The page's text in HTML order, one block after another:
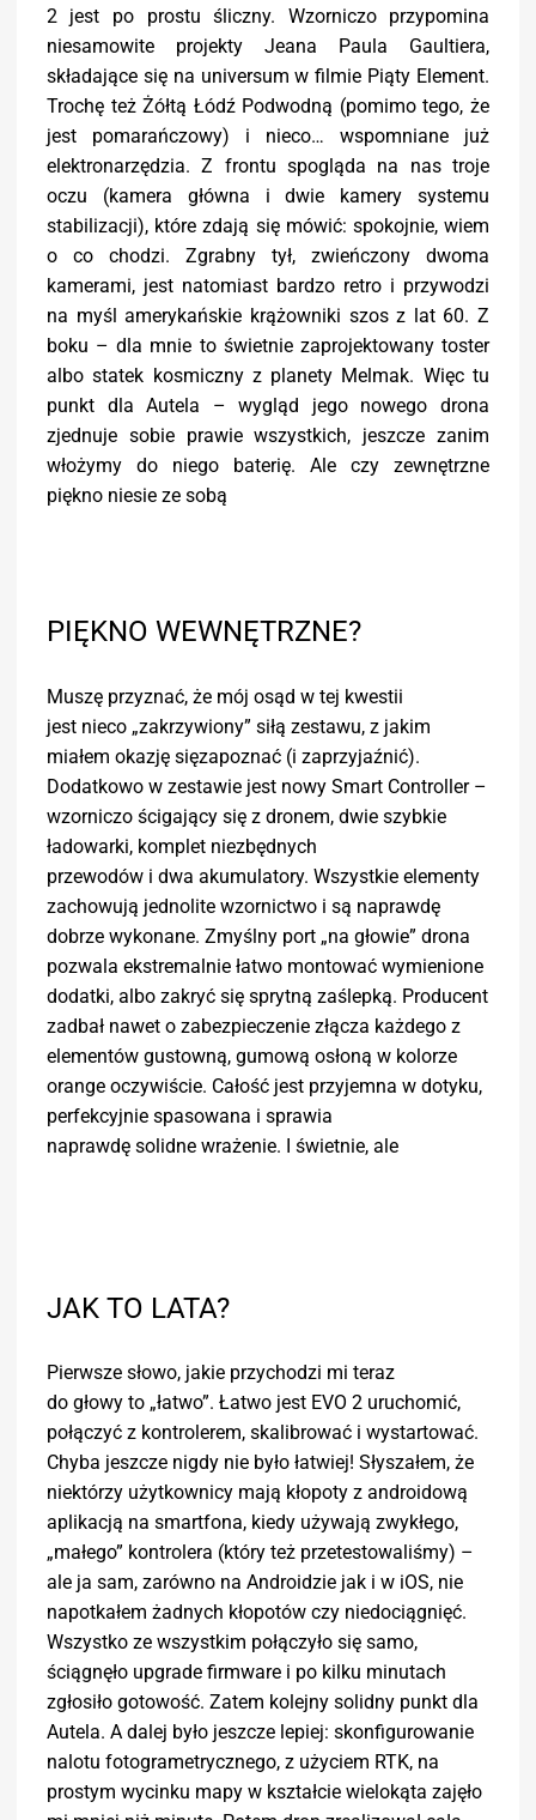
2 jest po prostu śliczny. Wzorniczo przypomina
niesamowite projekty Jeana Paula Gaultiera,
składające się na universum w filmie Piąty Element.
Trochę też Żółtą Łódź Podwodną (pomimo tego, że
jest pomarańczowy) i nieco… wspomniane już
elektronarzędzia. Z frontu spogląda na nas troje
oczu (kamera główna i dwie kamery systemu
stabilizacji), które zdają się mówić: spokojnie, wiem
o co chodzi. Zgrabny tył, zwieńczony dwoma
kamerami, jest natomiast bardzo retro i przywodzi
na myśl amerykańskie krążowniki szos z lat 60. Z
boku – dla mnie to świetnie zaprojektowany toster
albo statek kosmiczny z planety Melmak. Więc tu
punkt dla Autela – wygląd jego nowego drona
zjednuje sobie prawie wszystkich, jeszcze zanim
włożymy do niego baterię. Ale czy zewnętrzne
piękno niesie ze sobą
PIĘKNO WEWNĘTRZNE?
Muszę przyznać, że mój osąd w tej kwestii
jest nieco „zakrzywiony” siłą zestawu, z jakim
miałem okazję sięzapoznać (i zaprzyjaźnić).
Dodatkowo w zestawie jest nowy Smart Controller –
wzorniczo ścigający się z dronem, dwie szybkie
ładowarki, komplet niezbędnych
przewodów i dwa akumulatory. Wszystkie elementy
zachowują jednolite wzornictwo i są naprawdę
dobrze wykonane. Zmyślny port „na głowie” drona
pozwala ekstremalnie łatwo montować wymienione
dodatki, albo zakryć się sprytną zaślepką. Producent
zadbał nawet o zabezpieczenie złącza każdego z
elementów gustowną, gumową osłoną w kolorze
orange oczywiście. Całość jest przyjemna w dotyku,
perfekcyjnie spasowana i sprawia
naprawdę solidne wrażenie. I świetnie, ale
JAK TO LATA?
Pierwsze słowo, jakie przychodzi mi teraz
do głowy to „łatwo”. Łatwo jest EVO 2 uruchomić,
połączyć z kontrolerem, skalibrować i wystartować.
Chyba jeszcze nigdy nie było łatwiej! Słyszałem, że
niektórzy użytkownicy mają kłopoty z androidową
aplikacją na smartfona, kiedy używają zwykłego,
„małego” kontrolera (który też przetestowaliśmy) –
ale ja sam, zarówno na Androidzie jak i w iOS, nie
napotkałem żadnych kłopotów czy niedociągnięć.
Wszystko ze wszystkim połączyło się samo,
ściągnęło upgrade firmware i po kilku minutach
zgłosiło gotowość. Zatem kolejny solidny punkt dla
Autela. A dalej było jeszcze lepiej: skonfigurowanie
nalotu fotogrametrycznego, z użyciem RTK, na
prostym wycinku mapy w kształcie wielokąta zajęło